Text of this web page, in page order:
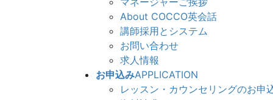
About COCCO英会話
講師採用とシステム
お問い合わせ
求人情報
お申込みAPPLICATION
レッスン・カウンセリングのお申